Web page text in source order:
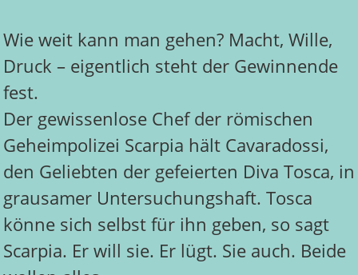
Wie weit kann man gehen? Macht, Wille,
Druck – eigentlich steht der Gewinnende
fest.
Der gewissenlose Chef der römischen
Geheimpolizei Scarpia hält Cavaradossi,
den Geliebten der gefeierten Diva Tosca, in
grausamer Untersuchungshaft. Tosca
könne sich selbst für ihn geben, so sagt
Scarpia. Er will sie. Er lügt. Sie auch. Beide